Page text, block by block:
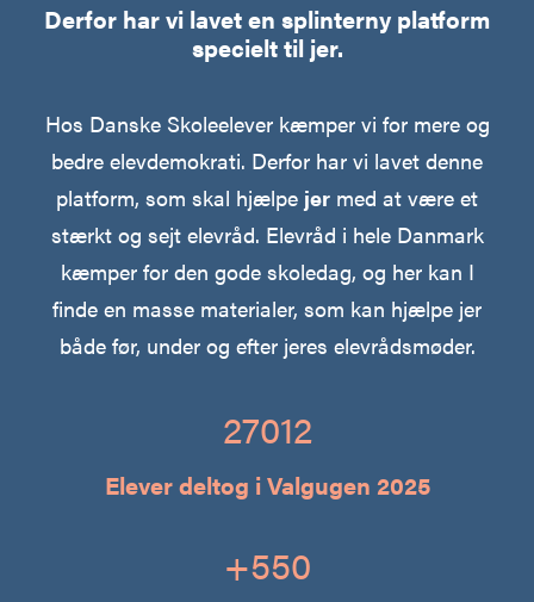
Derfor har vi lavet en splinterny platform
specielt til jer.
Hos Danske Skoleelever kæmper vi for mere og
bedre elevdemokrati. Derfor har vi lavet denne
platform, som skal hjælpe jer med at være et
stærkt og sejt elevråd. Elevråd i hele Danmark
kæmper for den gode skoledag, og her kan I
finde en masse materialer, som kan hjælpe jer
både før, under og efter jeres elevrådsmøder.
27012
Elever deltog i Valgugen 2025
+550